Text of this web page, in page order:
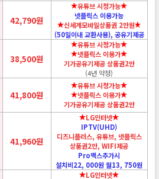
42,790원
유튜브 시청가능
넷플릭스 이용가능
신세계모바일상품권 2만원
(50일이내 교환사용), 공유기제공
38,500원
유튜브 시청가능
넷플릭스 이용가
기가공유기제공 상품권2만
(4년 약정)
41,800원
유튜브 시청가능
넷플릭스 이용가
기가공유기제공 상품권2만
41,960원
LG인터넷
IPTV(UHD)
디즈니플러스, 유튜브, 넷플릭스
상품권2만, WIFI제공
Pro맥스추가시
설치비22, 000원 월13, 750원
LG인터넷